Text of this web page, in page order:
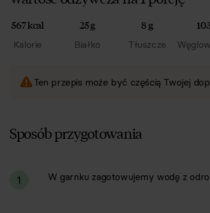
567 kcal
Kalorie
25 g
Białko
8 g
Tłuszcze
Ten przepis może być częścią Twojej
Sposób przygotowania
1 W garnku zagotowujemy wodę z